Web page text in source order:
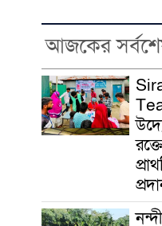
আজকের